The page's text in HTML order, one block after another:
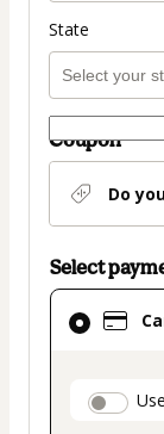
State
Coupon
Do
Select
Card
selected
method